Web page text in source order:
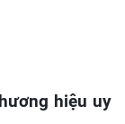
hiệu uy